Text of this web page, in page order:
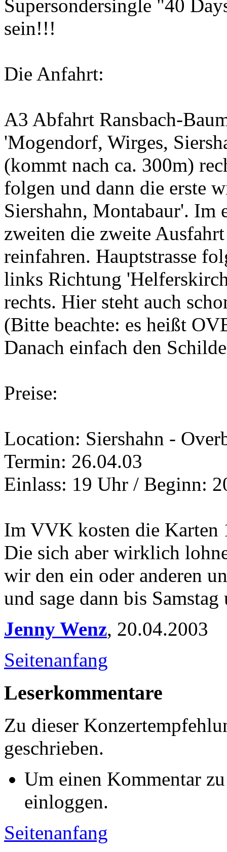
Supersondersingle "40
sein!!!
Die Anfahrt:
A3 Abfahrt Ransbach-
'Mogendorf, Wirges,
(kommt nach ca. 300m)
folgen und dann die erste
Siershahn, Montabaur'. Im
zweiten die zweite
reinfahren. Hauptstrasse
links Richtung
rechts. Hier steht auch
(Bitte beachte: es heißt
Danach einfach den
Preise:
Location: Siershahn -
Termin: 26.04.03
Einlass: 19 Uhr / Beginn:
Im VVK kosten die Karten
Die sich aber wirklich
wir den ein oder anderen
und sage dann bis
Jenny Wenz, 20.04.2003
Seitenanfang
Leserkommentare
Zu dieser
geschrieben.
Um einen Kommentar
einloggen.
Seitenanfang